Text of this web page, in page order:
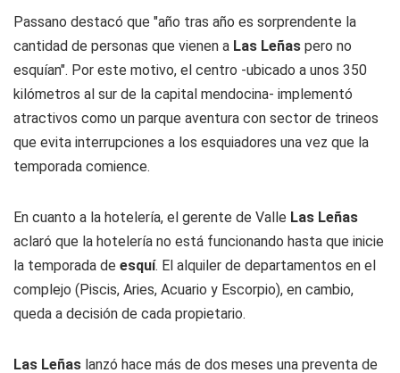
Passano destacó que "año tras año es sorprendente la
cantidad de personas que vienen a Las Leñas pero no
esquían". Por este motivo, el centro -ubicado a unos 350
kilómetros al sur de la capital mendocina- implementó
atractivos como un parque aventura con sector de trineos
que evita interrupciones a los esquiadores una vez que la
temporada comience.
En cuanto a la hotelería, el gerente de Valle Las Leñas
aclaró que la hotelería no está funcionando hasta que inicie
la temporada de esquí. El alquiler de departamentos en el
complejo (Piscis, Aries, Acuario y Escorpio), en cambio,
queda a decisión de cada propietario.
Las Leñas lanzó hace más de dos meses una preventa de